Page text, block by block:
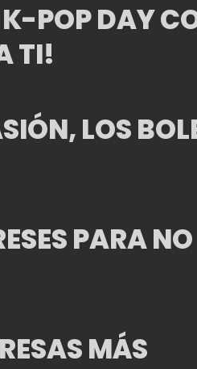
K-POP DAY
TI!
LOS
PARA
MÁS